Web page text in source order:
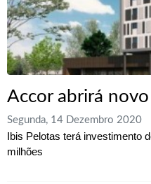
Accor abrirá
Segunda, 14 Dezembro 2020
Ibis Pelotas terá investimento
milhões